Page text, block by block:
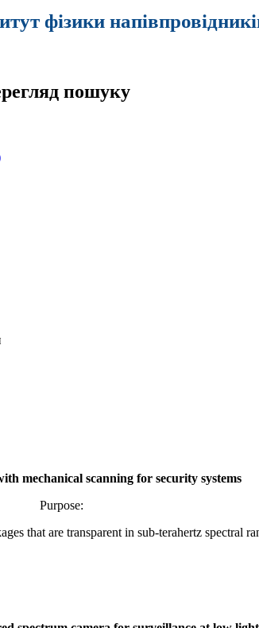
фізики
пошуку
mechanical scanning for security systems
Purpose:
that are transparent in sub-terahertz spectral